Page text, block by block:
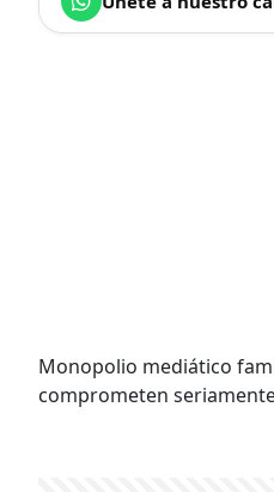
Monopolio mediático
comprometen